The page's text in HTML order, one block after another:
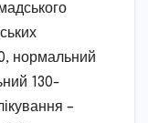
нормальний
130-
–